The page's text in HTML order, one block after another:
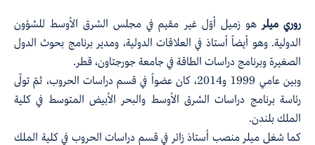
روري ميلر هو زميل أوّل غير مقيم في مجلس الشرق الأوسط للشؤون
الدولية. وهو أيضاً أستاذ في العلاقات الدولية، ومدير برنامج بحوث الدول
الصغيرة وبرنامج دراسات الطاقة في جامعة جورجتاون، قطر.
وبين عامي 1999 و2014، كان عضواً في قسم دراسات الحروب، ثمّ تولّى
رئاسة برنامج دراسات الشرق الأوسط والبحر الأبيض المتوسط في كلية
الملك بلندن.
كما شغل ميلر منصب أستاذ زائر في قسم دراسات الحروب في كلية الملك